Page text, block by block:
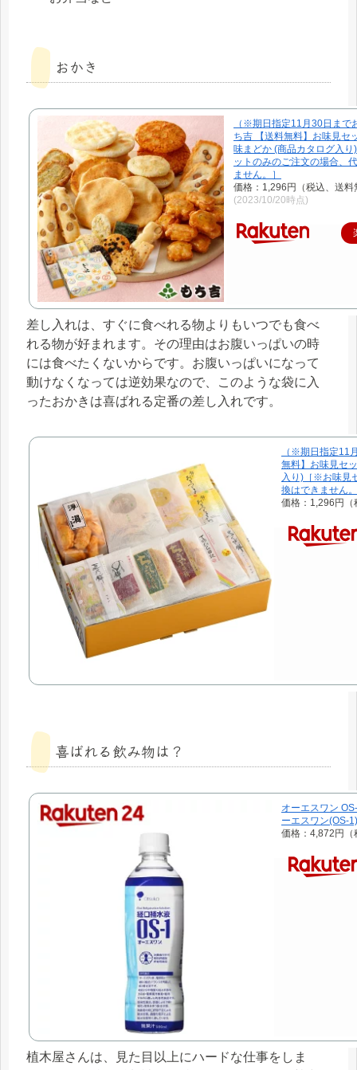
おかき
（※期日指定11月30日まで
ち吉 【送料無料】お味見セ
味まどか (商品カタログ入
ットのみのご注文の場合、
ません。］
価格：1,296円（税込、送料
(2023/10/20時点)
差し入れは、すぐに食べれる物よりもいつでも食べ
れる物が好まれます。その理由はお腹いっぱいの時
には食べたくないからです。お腹いっぱいになって
動けなくなっては逆効果なので、このような袋に入
ったおかきは喜ばれる定番の差し入れです。
（※期日指定11
無料】お味見セ
入り)［※お味見
換はできません
価格：1,296円
喜ばれる飲み物は？
オーエスワン
ーエスワン(OS-
価格：4,872円
植木屋さんは、見た目以上にハードな仕事をしま